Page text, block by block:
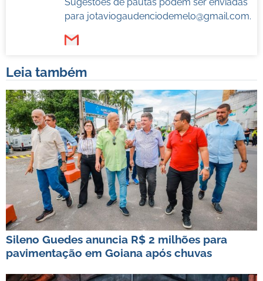
para jotaviogaudenciodemelo@gmail.com.
Leia também
Sileno Guedes anuncia R$ 2 milhões para
pavimentação em Goiana após chuvas